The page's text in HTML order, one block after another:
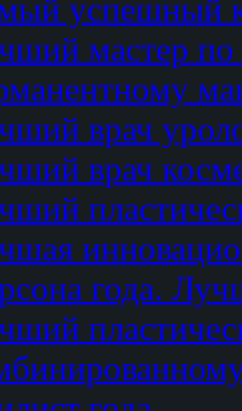
успешный
мастер по
врач
врач
года.